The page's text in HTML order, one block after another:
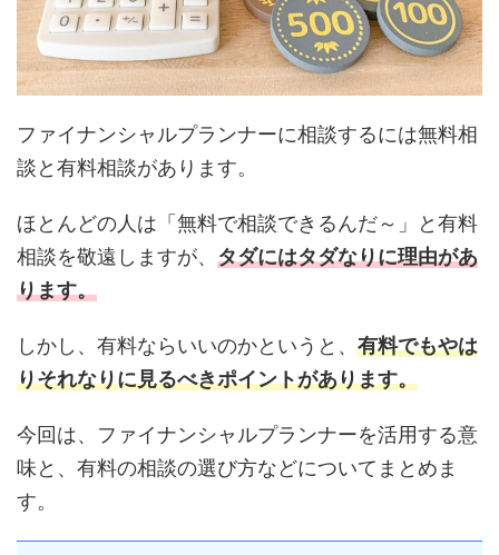
ファイナンシャルプランナーに相談するには無料相
談と有料相談があります。
ほとんどの人は「無料で相談できるんだ～」と有料
相談を敬遠しますが、 タダにはタダなりに理由があ
ります。
しかし、有料ならいいのかというと、 有料でもやは
りそれなりに見るべきポイントがあります。
今回は、ファイナンシャルプランナーを活用する意
味と、有料の相談の選び方などについてまとめま
す。